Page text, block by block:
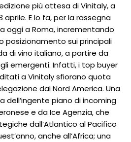
più attesa di Vinitaly, a
aprile. E lo fa, per la rassegna
oggi a Roma, incrementando
posizionamento sui principali
di vino italiano, a partire da
emergenti. Infatti, i top buyer
a Vinitaly sfiorano quota
dal Nord America. Una
dell’ingente piano di incoming
e da Ice Agenzia, che
dall’Atlantico al Pacifico
anche all’Africa; una